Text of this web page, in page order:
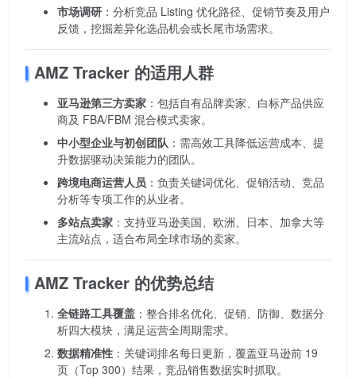
市场调研 ：分析竞品 Listing 优化路径、促销节奏及用户
反馈，挖掘差异化选品机会或长尾市场需求。
AMZ Tracker 的适用人群
亚马逊第三方卖家 ：包括自有品牌卖家、白标产品供应
商及 FBA/FBM 混合模式卖家。
中小型企业与初创团队 ：需高效工具降低运营成本、提
升数据驱动决策能力的团队。
跨境电商运营人员 ：负责关键词优化、促销活动、竞品
分析等专项工作的从业者。
多站点卖家 ：支持亚马逊美国、欧洲、日本、加拿大等
主流站点，适合布局全球市场的卖家。
AMZ Tracker 的优势总结
全链路工具覆盖 ：整合排名优化、促销、防御、数据分
析四大模块，满足运营全周期需求。
数据精准性 ：关键词排名每日更新，覆盖亚马逊前 19
页（Top 300）结果，竞品销售数据实时抓取。